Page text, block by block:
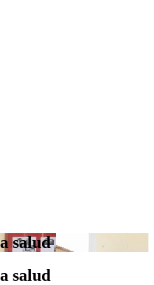
salud
salud